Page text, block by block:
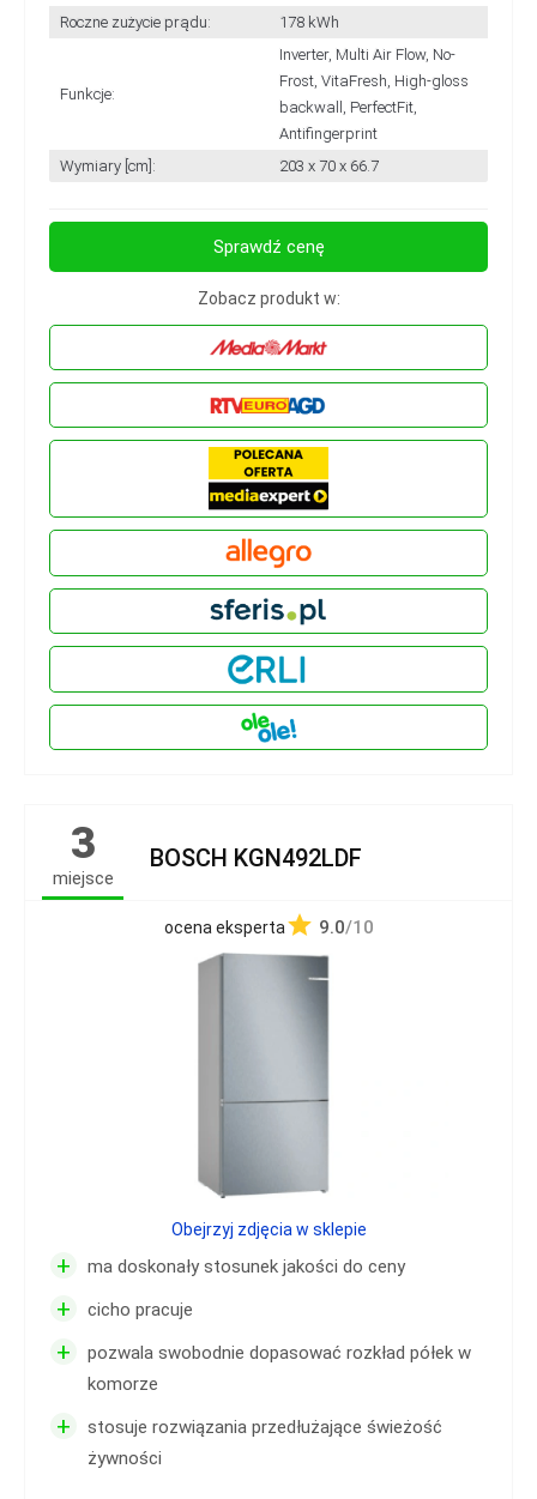
Roczne zużycie prądu:
178 kWh
Funkcje:
Inverter, Multi Air Flow, No-
Frost, VitaFresh, High-gloss
backwall, PerfectFit,
Antifingerprint
Wymiary [cm]:
203 x 70 x 66.7
Sprawdź cenę
Zobacz produkt w:
3
miejsce
BOSCH KGN492LDF
ocena eksperta 9.0/10
+ ma doskonały stosunek jakości do ceny
+ cicho pracuje
+
pozwala swobodnie dopasować rozkład półek w
komorze
+
stosuje rozwiązania przedłużające świeżość
żywności
Obejrzyj zdjęcia w sklepie